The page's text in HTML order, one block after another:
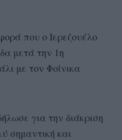
που ο Ιερεζουέλο
μετά την 1η
με τον Φοίνικα
για την διάκριση
σημαντική και